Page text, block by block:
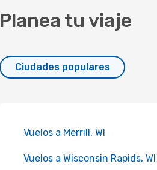
Planea tu viaje
Ciudades populares
Vuelos a Merrill, WI
Vuelos a Wisconsin Rapids, WI